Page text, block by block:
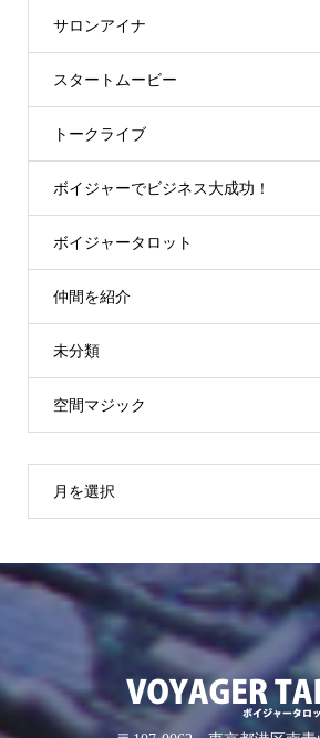
サロンアイナ
スタートムービー
トークライブ
ボイジャーでビジネス大成功！
ボイジャータロット
仲間を紹介
未分類
空間マジック
月を選択